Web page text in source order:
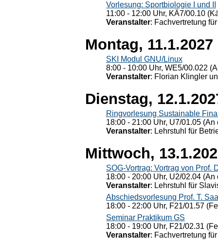
Vorlesung: Sportbiologie I und II
11:00 - 12:00 Uhr, KÄ7/00.10
Veranstalter: Fachvertretung
Montag, 11.1.2027
SKI Modul GNU/Linux
8:00 - 10:00 Uhr, WE5/00.022
Veranstalter: Florian Klingler
Dienstag,
Ringvorlesung Sustainable
18:00 - 21:00 Uhr, U7/01.05
Veranstalter: Lehrstuhl für
Mittwoch,
SOG-Vortrag: Vortrag von Prof.
18:00 - 20:00 Uhr, U2/02.04
Veranstalter: Lehrstuhl für
Abschiedsvorlesung Prof. T.
18:00 - 22:00 Uhr, F21/01.57
Seminar Praktikum GS
18:00 - 19:00 Uhr, F21/02.31
Veranstalter: Fachvertretung